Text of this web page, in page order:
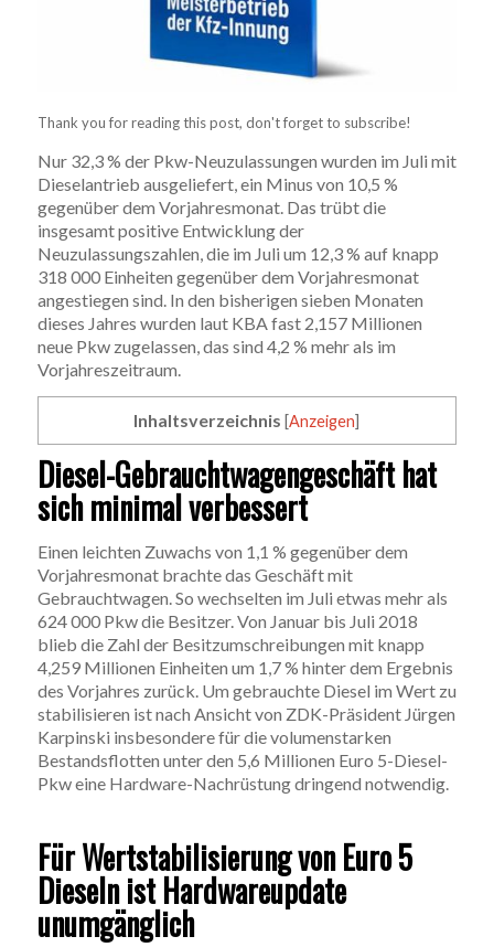
Thank you for reading this post, don't forget to subscribe!
Nur 32,3 % der Pkw-Neuzulassungen wurden im Juli mit
Dieselantrieb ausgeliefert, ein Minus von 10,5 %
gegenüber dem Vorjahresmonat. Das trübt die
insgesamt positive Entwicklung der
Neuzulassungszahlen, die im Juli um 12,3 % auf knapp
318 000 Einheiten gegenüber dem Vorjahresmonat
angestiegen sind. In den bisherigen sieben Monaten
dieses Jahres wurden laut KBA fast 2,157 Millionen
neue Pkw zugelassen, das sind 4,2 % mehr als im
Vorjahreszeitraum.
Inhaltsverzeichnis [Anzeigen]
Diesel-Gebrauchtwagengeschäft hat
sich minimal verbessert
Einen leichten Zuwachs von 1,1 % gegenüber dem
Vorjahresmonat brachte das Geschäft mit
Gebrauchtwagen. So wechselten im Juli etwas mehr als
624 000 Pkw die Besitzer. Von Januar bis Juli 2018
blieb die Zahl der Besitzumschreibungen mit knapp
4,259 Millionen Einheiten um 1,7 % hinter dem Ergebnis
des Vorjahres zurück. Um gebrauchte Diesel im Wert zu
stabilisieren ist nach Ansicht von ZDK-Präsident Jürgen
Karpinski insbesondere für die volumenstarken
Bestandsflotten unter den 5,6 Millionen Euro 5-Diesel-
Pkw eine Hardware-Nachrüstung dringend notwendig.
Für Wertstabilisierung von Euro 5
Dieseln ist Hardwareupdate
unumgänglich